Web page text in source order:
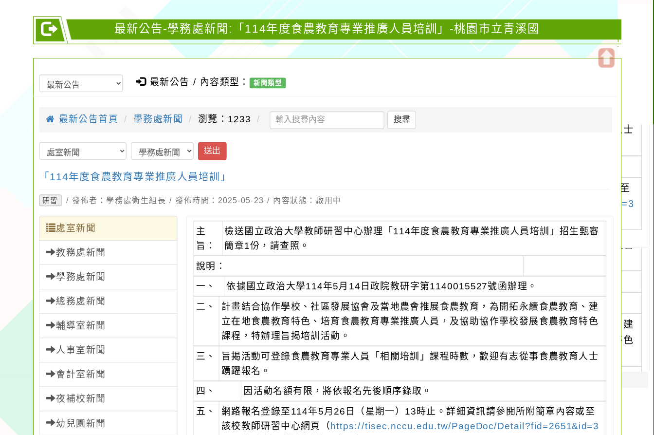
最新公告-學務處新聞:「114年度食農教育專業推廣人員培訓」-桃園市立青溪國
最新公告 / 內容類型： 新聞類型
最新公告首頁 學務處新聞 瀏覽：1233 搜尋
送出
「114年度食農教育專業推廣人員培訓」
研習 / 發佈者：學務處衛生組長 / 發佈時間：2025-05-23 / 內容狀態：啟用中
處室新聞
教務處新聞
學務處新聞
總務處新聞
輔導室新聞
人事室新聞
會計室新聞
夜補校新聞
幼兒園新聞
主
旨：
檢送國立政治大學教師研習中心辦理「114年度食農教育專業推廣人員培訓」招生甄審
簡章1份，請查照。
說明：
一、
依據國立政治大學114年5月14日政院教研字第1140015527號函辦理。
二、 計畫結合協作學校、社區發展協會及當地農會推展食農教育，為開拓永續食農教育、建
立在地食農教育特色、培育食農教育專業推廣人員，及協助協作學校發展食農教育特色
課程，特辦理旨揭培訓活動。
三、 旨揭活動可登錄食農教育專業人員「相關培訓」課程時數，歡迎有志從事食農教育人士
踴躍報名。
四、
因活動名額有限，將依報名先後順序錄取。
五、
網路報名登錄至114年5月26日（星期一）13時止。詳細資訊請參閱所附簡章內容或至
該校教師研習中心網頁（ https://tisec.nccu.edu.tw/PageDoc/Detail?fid=2651&id=3